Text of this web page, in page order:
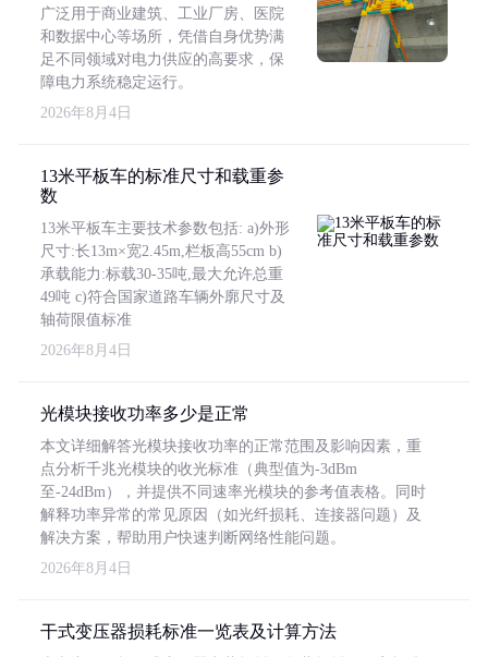
广泛用于商业建筑、工业厂房、医院
和数据中心等场所，凭借自身优势满
足不同领域对电力供应的高要求，保
障电力系统稳定运行。
2026年8月4日
13米平板车的标准尺寸和载重参
数
13米平板车主要技术参数包括: a)外形
尺寸:长13m×宽2.45m,栏板高55cm b)
承载能力:标载30-35吨,最大允许总重
49吨 c)符合国家道路车辆外廓尺寸及
轴荷限值标准
2026年8月4日
光模块接收功率多少是正常
本文详细解答光模块接收功率的正常范围及影响因素，重
点分析千兆光模块的收光标准（典型值为-3dBm
至-24dBm），并提供不同速率光模块的参考值表格。同时
解释功率异常的常见原因（如光纤损耗、连接器问题）及
解决方案，帮助用户快速判断网络性能问题。
2026年8月4日
干式变压器损耗标准一览表及计算方法